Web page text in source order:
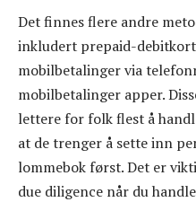
Det finnes flere andre
inkludert prepaid-
mobilbetalinger via
mobilbetalinger apper.
lettere for folk flest å
at de trenger å sette inn
lommebok først. Det er
due diligence når du